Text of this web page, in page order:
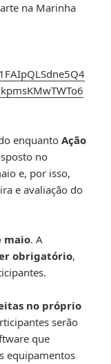
na Marinha
enquanto Ação
no
e, por isso,
e avaliação do
maio. A
obrigatório,
no próprio
serão
que
equipamentos